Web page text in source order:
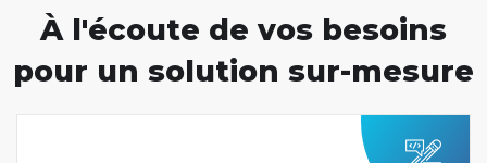
À l'écoute de vos besoins
pour un solution sur-mesure